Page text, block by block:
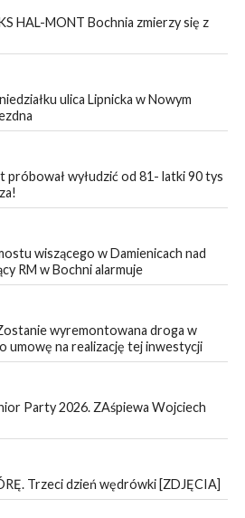
HAL-MONT Bochnia zmierzy się z
ulica Lipnicka w Nowym
wyłudzić od 81- latki 90 tys
wiszącego w Damienicach nad
RM w Bochni alarmuje
wyremontowana droga w
umowę na realizację tej inwestycji
Party 2026. ZAśpiewa Wojciech
Trzeci dzień wędrówki [ZDJĘCIA]